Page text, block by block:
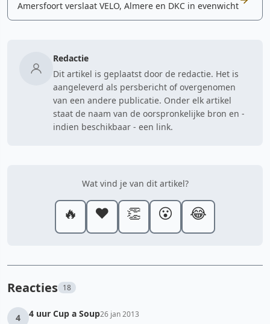
Amersfoort verslaat VELO, Almere en DKC in evenwicht
Redactie
Dit artikel is geplaatst door de redactie. Het is
aangeleverd als persbericht of overgenomen
van een andere publicatie. Onder elk artikel
staat de naam van de oorspronkelijke bron en -
indien beschikbaar - een link.
Wat vind je van dit artikel?
🔥 ❤️ 👏 😮 😂
Reacties 18
4 4 uur Cup a Soup26 jan 2013